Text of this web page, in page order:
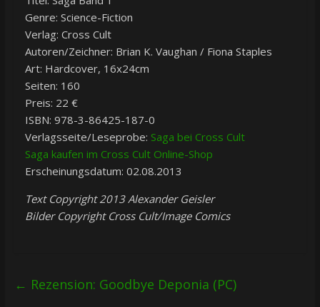
Genre: Science-Fiction
Verlag: Cross Cult
Autoren/Zeichner: Brian K. Vaughan / Fiona Staples
Art: Hardcover, 16x24cm
Seiten: 160
Preis: 22 €
ISBN: 978-3-86425-187-0
Verlagsseite/Leseprobe: Saga bei Cross Cult
Saga kaufen im Cross Cult Online-Shop
Erscheinungsdatum: 02.08.2013
Text Copyright 2013 Alexander Geisler
Bilder Copyright Cross Cult/Image Comics
← Rezension: Goodbye Deponia (PC)